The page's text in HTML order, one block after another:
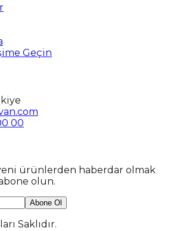
Geçin
00
ürünlerden haberdar olmak
olun.
Abone Ol
Saklıdır.